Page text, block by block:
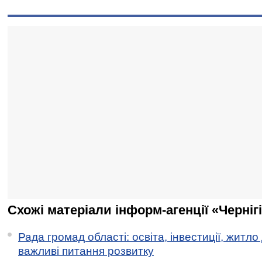
Схожі матеріали інформ-агенції
Рада громад області: освіта, інвестиції,
важливі питання розвитку